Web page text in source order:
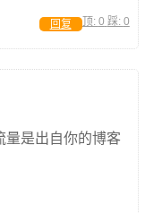
顶: 0 踩: 0
回复
量是出自你的博客